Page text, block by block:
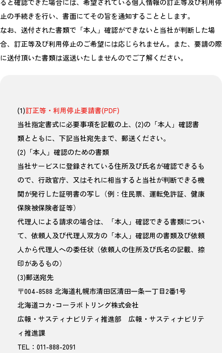
ると確認できた場合には、希望されている個人情報の訂正等及び利用停
止の手続きを行い、書面にてその旨を通知することとします。
なお、送付された書類で「本人」確認ができないと当社が判断した場
合、訂正等及び利用停止のご希望には応じられません。また、要請の際
に送付頂いた書類は返送いたしませんのでご了解ください。
(1)訂正等・利用停止要請書(PDF)
当社指定書式に必要事項を記載の上、(2)の「本人」確認書
類とともに、下記当社宛先まで、郵送ください。
(2)「本人」確認のための書類
当社サービスに登録されている住所及び氏名が確認できるも
ので、行政官庁、又はそれに相当すると当社が判断できる機
関が発行した証明書の写し（例：住民票、運転免許証、健康
保険被保険者証等）
代理人による請求の場合は、「本人」確認できる書類につい
て、依頼人及び代理人双方の「本人」確認用の書類及び依頼
人から代理人への委任状（依頼人の住所及び氏名の記載、捺
印があるもの）
(3)郵送宛先
〒004-8588 北海道札幌市清田区清田一条一丁目2番1号
北海道コカ･コーラボトリング株式会社
広報・サスティナビリティ推進部 広報・サスティナビリテ
ィ推進課
TEL：011-888-2091